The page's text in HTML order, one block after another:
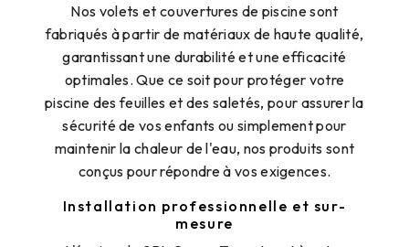
Nos volets et couvertures de piscine sont
fabriqués à partir de matériaux de haute qualité,
garantissant une durabilité et une efficacité
optimales. Que ce soit pour protéger votre
piscine des feuilles et des saletés, pour assurer la
sécurité de vos enfants ou simplement pour
maintenir la chaleur de l'eau, nos produits sont
conçus pour répondre à vos exigences.
Installation professionnelle et sur-
mesure